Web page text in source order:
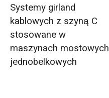
Systemy girland
kablowych z szyną C
stosowane w
maszynach mostowych
jednobelkowych